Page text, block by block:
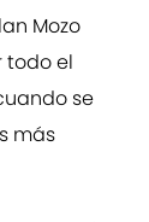
Mozo
todo el
se
más